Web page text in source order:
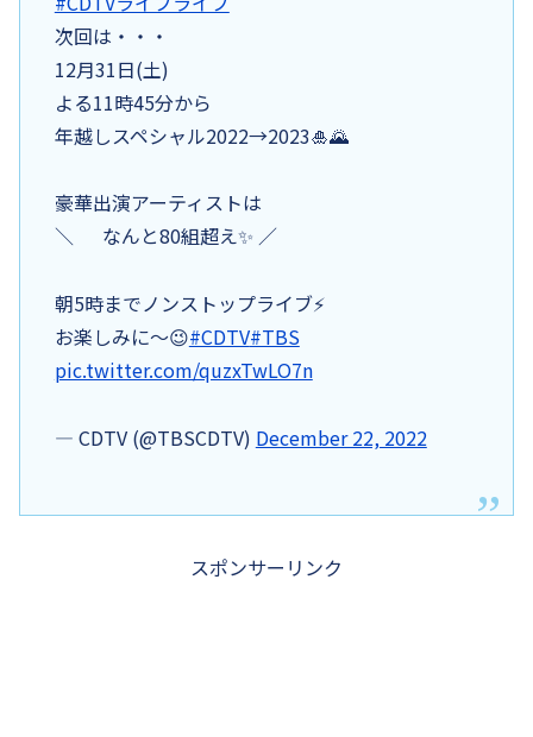
次回は・・・
12月31日(土)
よる11時45分から
年越しスペシャル2022→2023🎍🌄
豪華出演アーティストは
＼ なんと80組超え✨ ／
朝5時までノンストップライブ⚡️
お楽しみに〜😉#CDTV#TBS
pic.twitter.com/quzxTwLO7n
— CDTV (@TBSCDTV) December 22, 2022
スポンサーリンク